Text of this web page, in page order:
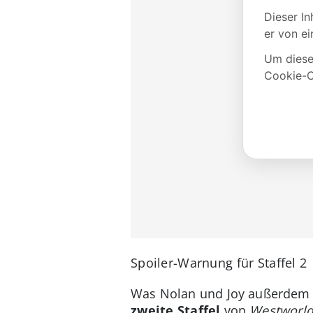
Spoiler-Warnung für Staffel 2
Was Nolan und Joy